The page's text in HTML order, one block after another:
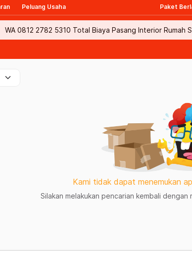
Peluang Usaha Paket
keyboard_arrow_down
Kami tidak dapat menemukan
Silakan melakukan pencarian kembali dengan